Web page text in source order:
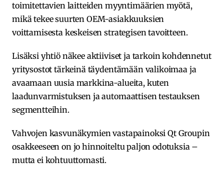
toimitettavien laitteiden myyntimäärien myötä,
mikä tekee suurten OEM-asiakkuuksien
voittamisesta keskeisen strategisen tavoitteen.
Lisäksi yhtiö näkee aktiiviset ja tarkoin kohdennetut
yritysostot tärkeinä täydentämään valikoimaa ja
avaamaan uusia markkina-alueita, kuten
laadunvarmistuksen ja automaattisen testauksen
segmentteihin.
Vahvojen kasvunäkymien vastapainoksi Qt Groupin
osakkeeseen on jo hinnoiteltu paljon odotuksia –
mutta ei kohtuuttomasti.